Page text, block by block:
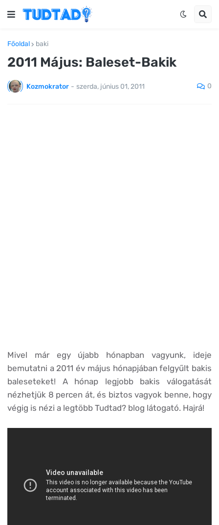
Főoldal baki
2011 Május: Baleset-Bakik
Kozmokrator - szerda, június 01, 2011 0
Mivel már egy újabb hónapban vagyunk, ideje
bemutatni a 2011 év május hónapjában felgyűlt bakis
baleseteket! A hónap legjobb bakis válogatását
nézhetjük 8 percen át, és biztos vagyok benne, hogy
végig is nézi a legtöbb Tudtad? blog látogató. Hajrá!